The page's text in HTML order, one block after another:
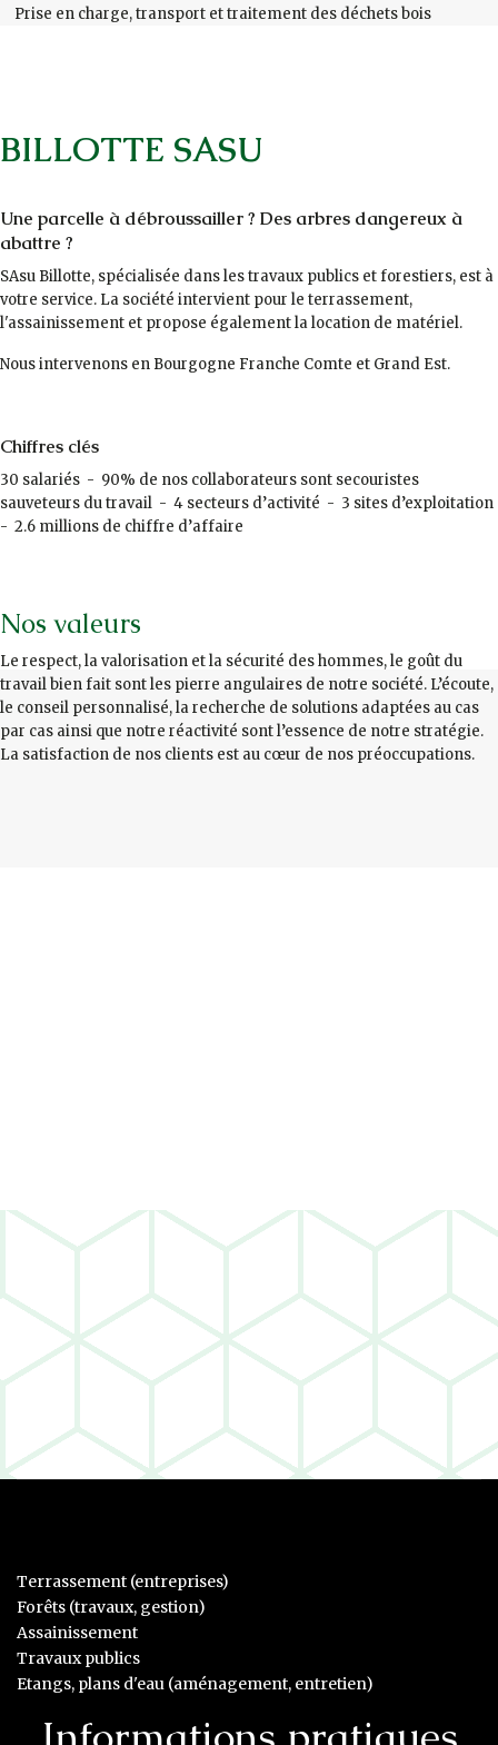
Prise en charge, transport et traitement des déchets bois
BILLOTTE SASU
Une parcelle à débroussailler ? Des arbres dangereux à
abattre ?
SAsu Billotte, spécialisée dans les travaux publics et forestiers, est à
votre service. La société intervient pour le terrassement,
l'assainissement et propose également la location de matériel.
Nous intervenons en Bourgogne Franche Comte et Grand Est.
Chiffres clés
30 salariés - 90% de nos collaborateurs sont secouristes
sauveteurs du travail - 4 secteurs d’activité - 3 sites d’exploitation
- 2.6 millions de chiffre d’affaire
Nos valeurs
Le respect, la valorisation et la sécurité des hommes, le goût du
travail bien fait sont les pierre angulaires de notre société. L’écoute,
le conseil personnalisé, la recherche de solutions adaptées au cas
par cas ainsi que notre réactivité sont l’essence de notre stratégie.
La satisfaction de nos clients est au cœur de nos préoccupations.
Terrassement (entreprises)
Forêts (travaux, gestion)
Assainissement
Travaux publics
Etangs, plans d'eau (aménagement, entretien)